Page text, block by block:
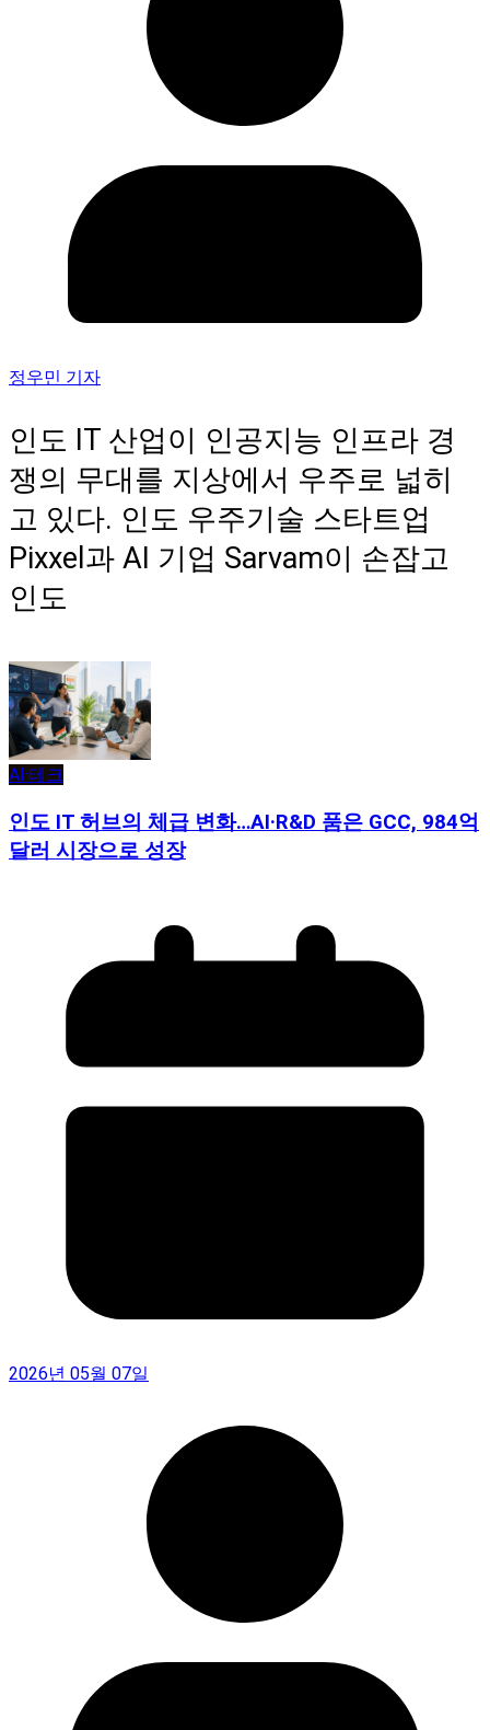
정우민 기자
인도 IT 산업이 인공지능 인프라 경
쟁의 무대를 지상에서 우주로 넓히
고 있다. 인도 우주기술 스타트업
Pixxel과 AI 기업 Sarvam이 손잡고
인도
AI·테크
인도 IT 허브의 체급 변화…AI·R&D 품은 GCC, 984억
달러 시장으로 성장
2026년 05월 07일